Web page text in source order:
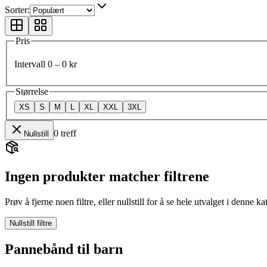
Sorter:
Pris
Intervall 0 – 0 kr
Størrelse
XS S M L XL XXL 3XL
Nullstill 0 treff
Ingen produkter matcher filtrene
Prøv å fjerne noen filtre, eller nullstill for å se hele utvalget i denne
Nullstill filtre
Pannebånd til barn